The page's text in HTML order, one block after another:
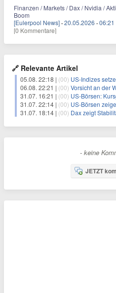
Finanzen / Markets / Dax / Nvidia /
Boom
[Eulerpool News] ·20.05.2026 ·06:21
[0 Kommentare]
🔗 Relevante Artikel
05.08. 22:18 | (00) US-Indizes setzen
06.08. 22:21 | (00) Vorsicht an der Wall Street:
31.07. 16:21 | (00) US-Börsen: Kursgewinne zu
31.07. 22:14 | (00) US-Börsen zeigen sich zum
31.07. 18:14 | (00) Dax zeigt Stabilität
- keine
JETZT